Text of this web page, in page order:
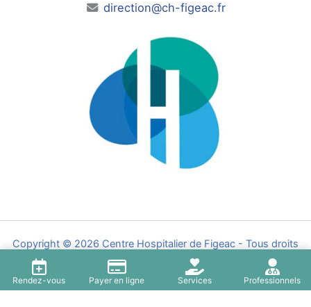
direction@ch-figeac.fr
Copyright © 2026 Centre Hospitalier de Figeac - Tous droits
réservés - Par l'
Agence Z'
Rendez-vous Payer en ligne Services Professionnels